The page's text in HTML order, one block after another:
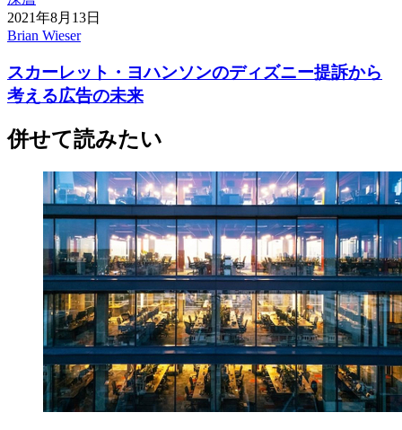
2021年8月13日
Brian Wieser
スカーレット・ヨハンソンのディズニー提訴から
考える広告の未来
併せて読みたい